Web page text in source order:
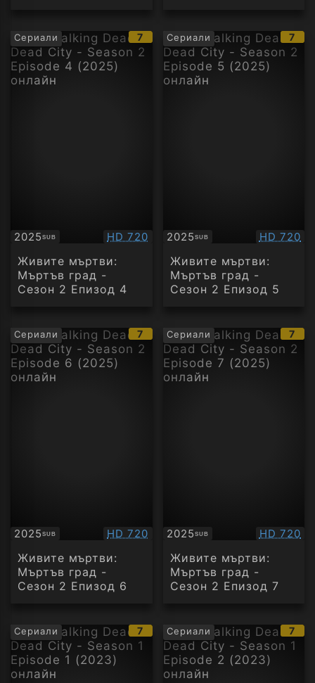
Сериали
IMDb
рейтинг:
7
2025SUB
Субтитри Качество:
HD 720
Живите мъртви:
Мъртъв град -
Сезон 2 Епизод 4
Сериали 7
2025SUB
Субтитри HD 720
Живите мъртви:
Мъртъв град -
Сезон 2 Епизод 5
Сериали
IMDb
рейтинг:
7
2025SUB
Субтитри Качество:
HD 720
Живите мъртви:
Мъртъв град -
Сезон 2 Епизод 6
Сериали 7
2025SUB
Субтитри HD 720
Живите мъртви:
Мъртъв град -
Сезон 2 Епизод 7
Сериали
IMDb
рейтинг:
7 Сериали 7